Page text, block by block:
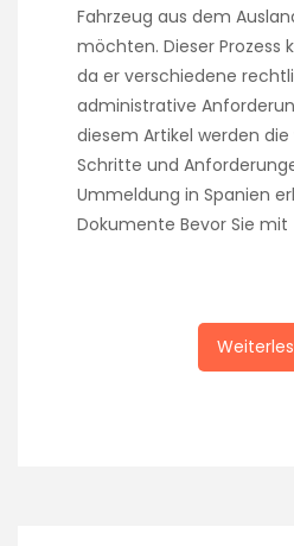
Fahrzeug aus dem
möchten. Dieser Prozess
da er verschiedene
administrative
diesem Artikel werden
Schritte und
Ummeldung in Spanien
Dokumente Bevor Sie mit